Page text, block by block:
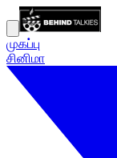
முகப்பு
சினிமா